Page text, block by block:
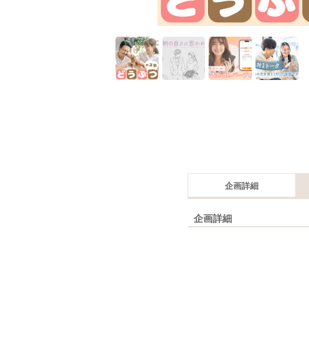
企画詳細
企画詳細